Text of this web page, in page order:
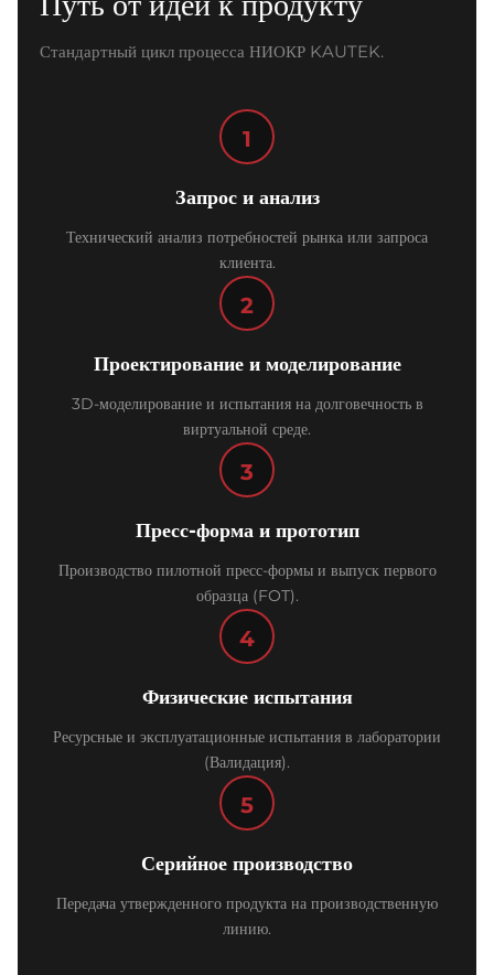
Стандартный цикл процесса НИОКР KAUTEK.
1
Запрос и анализ
Технический анализ потребностей рынка или запроса
клиента.
2
Проектирование и моделирование
3D-моделирование и испытания на долговечность в
виртуальной среде.
3
Пресс-форма и прототип
Производство пилотной пресс-формы и выпуск первого
образца (FOT).
4
Физические испытания
Ресурсные и эксплуатационные испытания в лаборатории
(Валидация).
5
Серийное производство
Передача утвержденного продукта на производственную
линию.